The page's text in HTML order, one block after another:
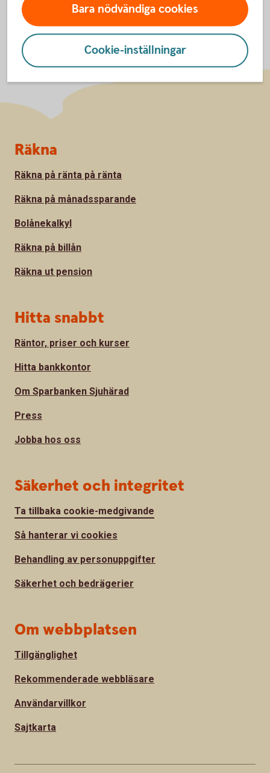
Bara nödvändiga cookies
Cookie-inställningar
Sidfot
Räkna
Räkna på ränta på ränta
Räkna på månadssparande
Bolånekalkyl
Räkna på billån
Räkna ut pension
Hitta snabbt
Räntor, priser och kurser
Hitta bankkontor
Om Sparbanken Sjuhärad
Press
Jobba hos oss
Säkerhet och integritet
Ta tillbaka cookie-medgivande
Så hanterar vi cookies
Behandling av personuppgifter
Säkerhet och bedrägerier
Om webbplatsen
Tillgänglighet
Rekommenderade webbläsare
Användarvillkor
Sajtkarta